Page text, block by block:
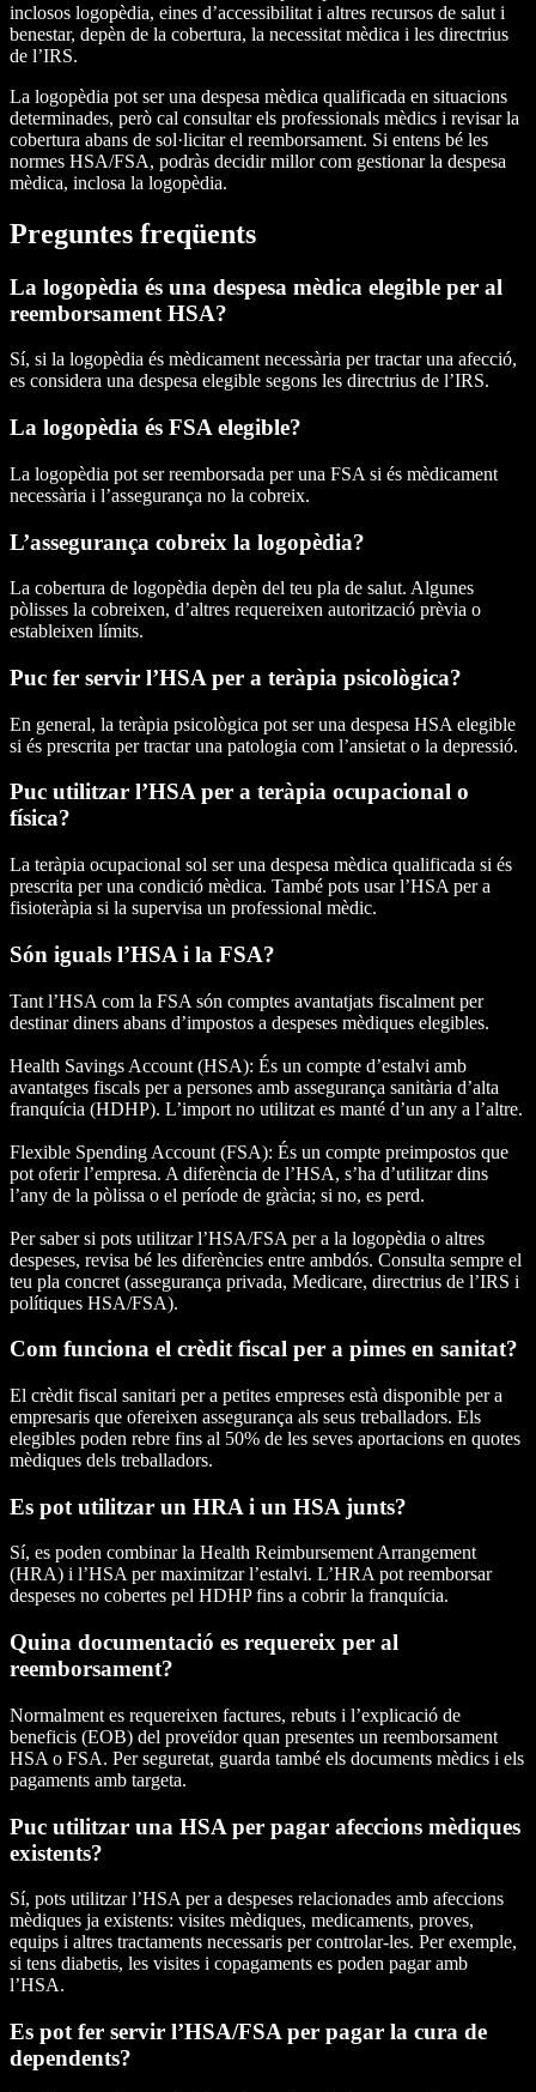
inclosos logopèdia, eines d’accessibilitat i altres recursos de salut i
benestar, depèn de la cobertura, la necessitat mèdica i les directrius
de l’IRS.
La logopèdia pot ser una despesa mèdica qualificada en situacions
determinades, però cal consultar els professionals mèdics i revisar la
cobertura abans de sol·licitar el reemborsament. Si entens bé les
normes HSA/FSA, podràs decidir millor com gestionar la despesa
mèdica, inclosa la logopèdia.
Preguntes freqüents
La logopèdia és una despesa mèdica elegible per al
reemborsament HSA?
Sí, si la logopèdia és mèdicament necessària per tractar una afecció,
es considera una despesa elegible segons les directrius de l’IRS.
La logopèdia és FSA elegible?
La logopèdia pot ser reemborsada per una FSA si és mèdicament
necessària i l’assegurança no la cobreix.
L’assegurança cobreix la logopèdia?
La cobertura de logopèdia depèn del teu pla de salut. Algunes
pòlisses la cobreixen, d’altres requereixen autorització prèvia o
estableixen límits.
Puc fer servir l’HSA per a teràpia psicològica?
En general, la teràpia psicològica pot ser una despesa HSA elegible
si és prescrita per tractar una patologia com l’ansietat o la depressió.
Puc utilitzar l’HSA per a teràpia ocupacional o
física?
La teràpia ocupacional sol ser una despesa mèdica qualificada si és
prescrita per una condició mèdica. També pots usar l’HSA per a
fisioteràpia si la supervisa un professional mèdic.
Són iguals l’HSA i la FSA?
Tant l’HSA com la FSA són comptes avantatjats fiscalment per
destinar diners abans d’impostos a despeses mèdiques elegibles.
Health Savings Account (HSA): És un compte d’estalvi amb
avantatges fiscals per a persones amb assegurança sanitària d’alta
franquícia (HDHP). L’import no utilitzat es manté d’un any a l’altre.
Flexible Spending Account (FSA): És un compte preimpostos que
pot oferir l’empresa. A diferència de l’HSA, s’ha d’utilitzar dins
l’any de la pòlissa o el període de gràcia; si no, es perd.
Per saber si pots utilitzar l’HSA/FSA per a la logopèdia o altres
despeses, revisa bé les diferències entre ambdós. Consulta sempre el
teu pla concret (assegurança privada, Medicare, directrius de l’IRS i
polítiques HSA/FSA).
Com funciona el crèdit fiscal per a pimes en sanitat?
El crèdit fiscal sanitari per a petites empreses està disponible per a
empresaris que ofereixen assegurança als seus treballadors. Els
elegibles poden rebre fins al 50% de les seves aportacions en quotes
mèdiques dels treballadors.
Es pot utilitzar un HRA i un HSA junts?
Sí, es poden combinar la Health Reimbursement Arrangement
(HRA) i l’HSA per maximitzar l’estalvi. L’HRA pot reemborsar
despeses no cobertes pel HDHP fins a cobrir la franquícia.
Quina documentació es requereix per al
reemborsament?
Normalment es requereixen factures, rebuts i l’explicació de
beneficis (EOB) del proveïdor quan presentes un reemborsament
HSA o FSA. Per seguretat, guarda també els documents mèdics i els
pagaments amb targeta.
Puc utilitzar una HSA per pagar afeccions mèdiques
existents?
Sí, pots utilitzar l’HSA per a despeses relacionades amb afeccions
mèdiques ja existents: visites mèdiques, medicaments, proves,
equips i altres tractaments necessaris per controlar-les. Per exemple,
si tens diabetis, les visites i copagaments es poden pagar amb
l’HSA.
Es pot fer servir l’HSA/FSA per pagar la cura de
dependents?